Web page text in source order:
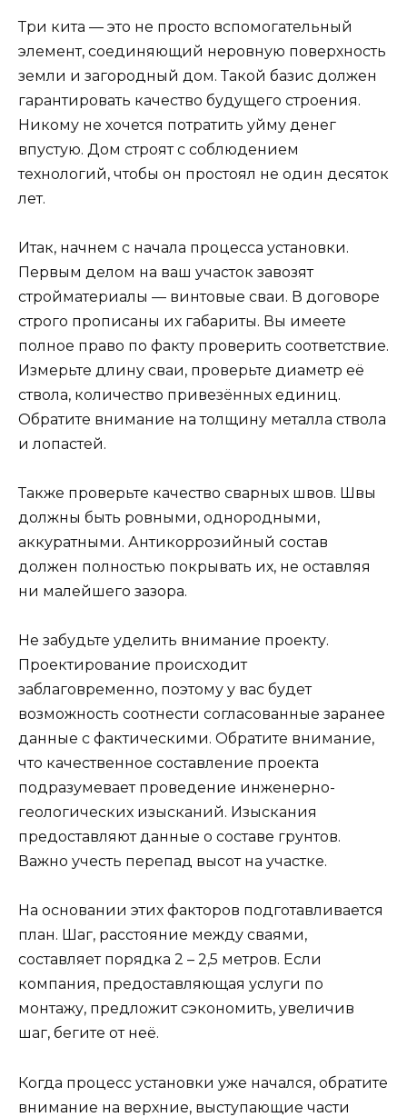
Три кита — это не просто вспомогательный
элемент, соединяющий неровную поверхность
земли и загородный дом. Такой базис должен
гарантировать качество будущего строения.
Никому не хочется потратить уйму денег
впустую. Дом строят с соблюдением
технологий, чтобы он простоял не один десяток
лет.
Итак, начнем с начала процесса установки.
Первым делом на ваш участок завозят
стройматериалы — винтовые сваи. В договоре
строго прописаны их габариты. Вы имеете
полное право по факту проверить соответствие.
Измерьте длину сваи, проверьте диаметр её
ствола, количество привезённых единиц.
Обратите внимание на толщину металла ствола
и лопастей.
Также проверьте качество сварных швов. Швы
должны быть ровными, однородными,
аккуратными. Антикоррозийный состав
должен полностью покрывать их, не оставляя
ни малейшего зазора.
Не забудьте уделить внимание проекту.
Проектирование происходит
заблаговременно, поэтому у вас будет
возможность соотнести согласованные заранее
данные с фактическими. Обратите внимание,
что качественное составление проекта
подразумевает проведение инженерно-
геологических изысканий. Изыскания
предоставляют данные о составе грунтов.
Важно учесть перепад высот на участке.
На основании этих факторов подготавливается
план. Шаг, расстояние между сваями,
составляет порядка 2 – 2,5 метров. Если
компания, предоставляющая услуги по
монтажу, предложит сэкономить, увеличив
шаг, бегите от неё.
Когда процесс установки уже начался, обратите
внимание на верхние, выступающие части